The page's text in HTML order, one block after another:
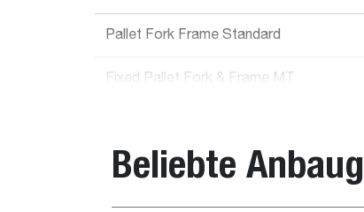
Pallet Fork Frame Standard
Fixed Pallet Fork & Frame MT
Fixed pallet fork frame MT
Fixed Pallet Fork & Frame QT W/Side
Beliebte